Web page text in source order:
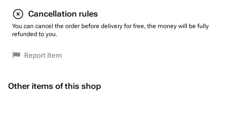
Cancellation rules
You can cancel the order before delivery for free, the money will be fully
refunded to you.
Report Item
Other items of this shop